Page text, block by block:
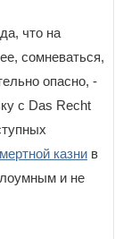
что на
сомневаться,
опасно, -
с Das Recht
казни в
и не